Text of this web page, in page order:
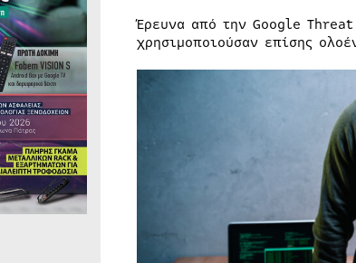
Έρευνα από την Google
χρησιμοποιούσαν επίσης